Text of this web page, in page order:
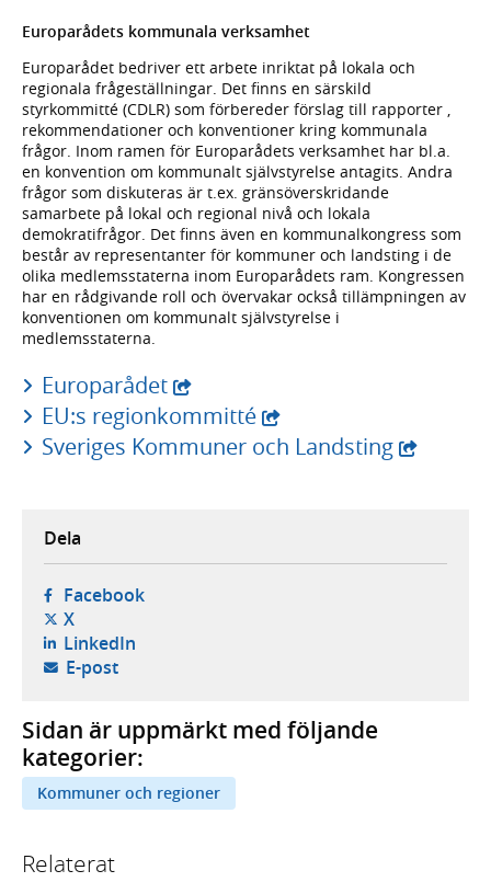
Europarådets kommunala verksamhet
Europarådet bedriver ett arbete inriktat på lokala och
regionala frågeställningar. Det finns en särskild
styrkommitté (CDLR) som förbereder förslag till rapporter ,
rekommendationer och konventioner kring kommunala
frågor. Inom ramen för Europarådets verksamhet har bl.a.
en konvention om kommunalt självstyrelse antagits. Andra
frågor som diskuteras är t.ex. gränsöverskridande
samarbete på lokal och regional nivå och lokala
demokratifrågor. Det finns även en kommunalkongress som
består av representanter för kommuner och landsting i de
olika medlemsstaterna inom Europarådets ram. Kongressen
har en rådgivande roll och övervakar också tillämpningen av
konventionen om kommunalt självstyrelse i
medlemsstaterna.
Europarådet
EU:s regionkommitté
Sveriges Kommuner och Landsting
Dela
Facebook- öppnas i ny flik, extern webbplats,
X- öppnas i ny flik, extern webbplats,
LinkedIn- öppnas i ny flik, extern webbplats,
E-post- öppnar din e-postklient,
Sidan är uppmärkt med följande
kategorier:
Kommuner och regioner
Relaterat